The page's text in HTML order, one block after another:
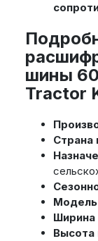
шины
Tractor
Страна
Высота